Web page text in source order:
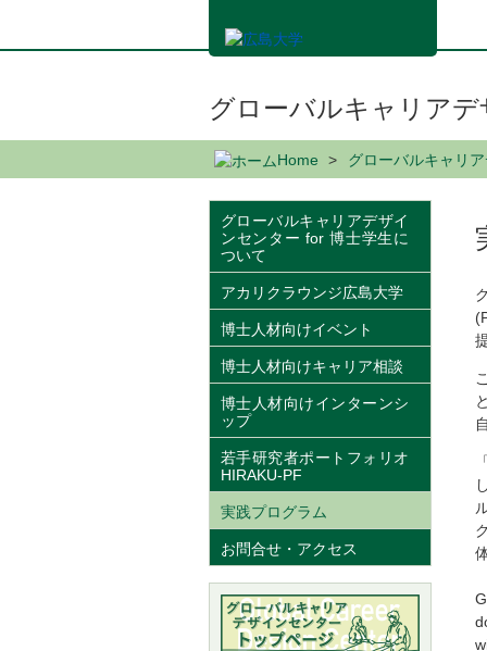
ン
グローバルキャリア
Home グローバルキャリ
グローバルキャリアデザイ
ンセンター for 博士学生に
ついて
アカリクラウンジ広島大学
博士人材向けイベント
博士人材向けキャリア相談
博士人材向けインターンシ
ップ
若手研究者ポートフォリオ
HIRAKU-PF
実践プログラム
お問合せ・アクセス